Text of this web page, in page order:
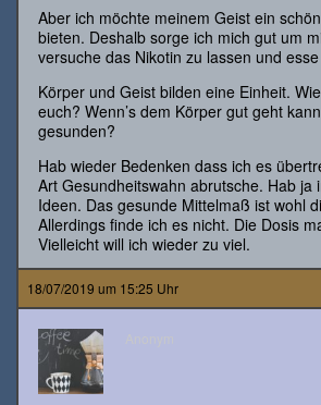
Aber ich möchte meinem Geist ein
bieten. Deshalb sorge ich mich gut um
versuche das Nikotin zu lassen und
Körper und Geist bilden eine Einheit.
euch? Wenn’s dem Körper gut geht
gesunden?
Hab wieder Bedenken dass ich es
Art Gesundheitswahn abrutsche. Hab ja
Ideen. Das gesunde Mittelmaß ist wohl
Allerdings finde ich es nicht. Die Dosis
Vielleicht will ich wieder zu viel.
18/07/2019 um 15:25 Uhr